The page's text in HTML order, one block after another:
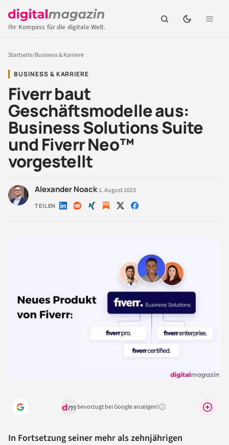
Ihr Kompass für die digitale Welt.
Startseite/Business & Karriere
BUSINESS & KARRIERE
Fiverr baut
Geschäftsmodelle aus:
Business Solutions Suite
und Fiverr Neo™
vorgestellt
Alexander Noack·1. August 2023
TEILEN Auf Auf Auf Auf Auf
bevorzugt bei Google anzeigen!Warum lohnt sich das?
In Fortsetzung seiner mehr als zehnjährigen